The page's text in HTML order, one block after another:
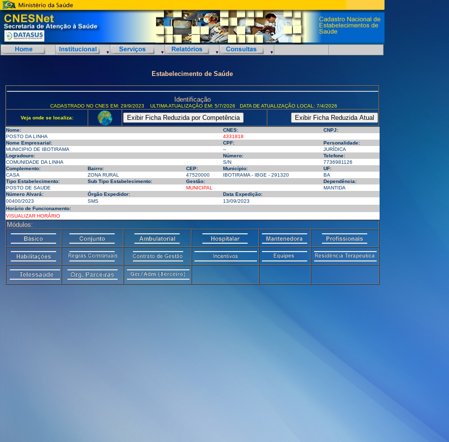
Estabelecimento de Saúde
Identificação
CADASTRADO NO CNES EM: 29/9/2023 ULTIMA ATUALIZAÇÃO EM: 5/7/2026 DATA DE ATUALIZAÇÃO LOCAL: 7/4/2026
Veja onde se localiza:
Nome: CNES:
CNPJ:
POSTO DA LINHA
4331818
Nome Empresarial:
CPF:
Personalidade:
MUNICIPIO DE IBOTIRAMA
--
JURÍDICA
Logradouro:
Número:
Telefone:
COMUNIDADE DA LINHA
S/N
7736981126
Complemento:
Bairro: CEP: Município:
UF:
CASA
ZONA RURAL 47520000 IBOTIRAMA - IBGE - 291320
BA
Tipo Estabelecimento:
Sub Tipo Estabelecimento: Gestão:
Dependência:
POSTO DE SAUDE
MUNICIPAL
MANTIDA
Número Alvará:
Órgão Expedidor:
Data Expedição:
00400/2023
SMS
13/09/2023
Horário de Funcionamento:
VISUALIZAR HORÁRIO
Módulos: